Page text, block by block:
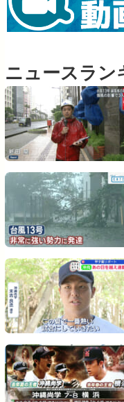
ニュースラン